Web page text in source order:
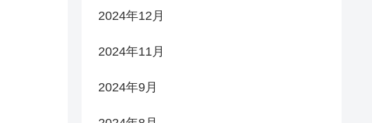
2024年12月
2024年11月
2024年9月